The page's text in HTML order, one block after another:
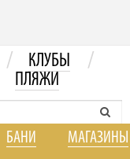
/ КЛУБЫ /
ПЛЯЖИ
БАНИ МАГАЗИНЫ